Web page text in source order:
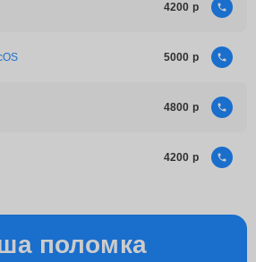
4200
5000
4800
4200
поломка